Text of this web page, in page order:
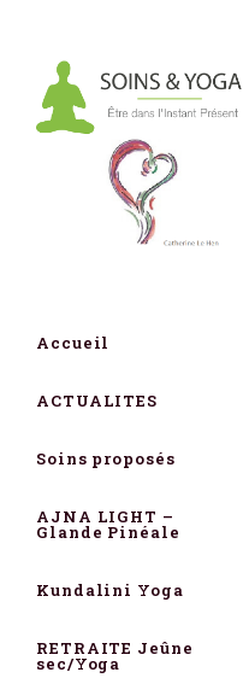
Accueil
ACTUALITES
Soins proposés
AJNA LIGHT –
Glande Pinéale
Kundalini Yoga
RETRAITE Jeûne
sec/Yoga